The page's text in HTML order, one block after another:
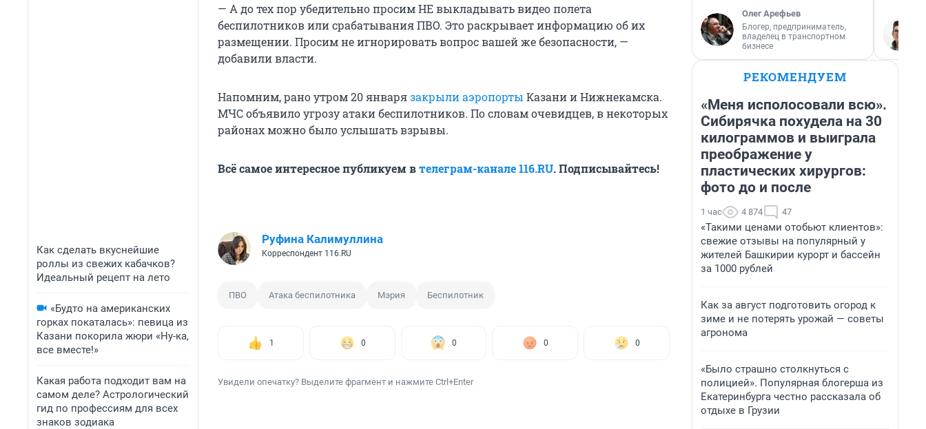
Как сделать вкуснейшие
роллы из свежих кабачков?
Идеальный рецепт на лето
«Будто на американских
горках покаталась»: певица из
Казани покорила жюри «Ну-ка,
все вместе!»
Какая работа подходит вам на
самом деле? Астрологический
гид по профессиям для всех
знаков зодиака
— А до тех пор убедительно просим НЕ выкладывать видео полета
беспилотников или срабатывания ПВО. Это раскрывает информацию об их
размещении. Просим не игнорировать вопрос вашей же безопасности, —
добавили власти.
Напомним, рано утром 20 январязакрыли аэропорты Казани и Нижнекамска.
МЧС объявило угрозу атаки беспилотников. По словам очевидцев, в некоторых
районах можно было услышать взрывы.
Всё самое интересное публикуем втелеграм-канале 116.RU. Подписывайтесь!
Руфина Калимуллина
Корреспондент 116.RU
ПВО Атака беспилотника Мэрия Беспилотник
1 0 0 0 0
Увидели опечатку? Выделите фрагмент и нажмите Ctrl+Enter
Олег Арефьев
Блогер, предприниматель,
владелец в транспортном
бизнесе
РЕКОМЕНДУЕМ
«Меня исполосовали всю».
Сибирячка похудела на 30
килограммов и выиграла
преображение у
пластических хирургов:
фото до и после
1 час 4 874 47
«Такими ценами отобьют клиентов»:
свежие отзывы на популярный у
жителей Башкирии курорт и бассейн
за 1000 рублей
Как за август подготовить огород к
зиме и не потерять урожай — советы
агронома
«Было страшно столкнуться с
полицией». Популярная блогерша из
Екатеринбурга честно рассказала об
отдыхе в Грузии